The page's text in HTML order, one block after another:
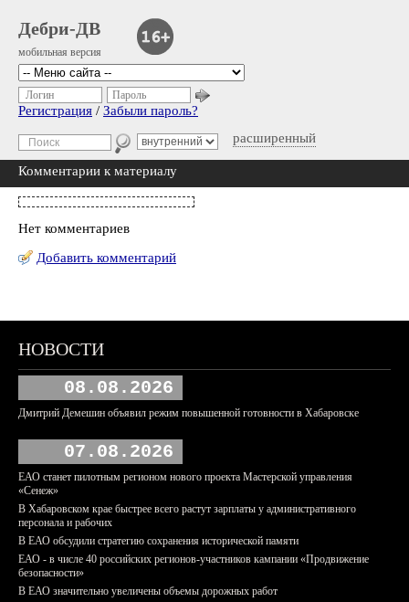
Дебри-ДВ
мобильная версия
расширенный
Логин Пароль
Регистрация / Забыли пароль?
Комментарии к материалу
Нет комментариев
Добавить комментарий
НОВОСТИ
08.08.2026
Дмитрий Демешин объявил режим повышенной готовности в Хабаровске
07.08.2026
ЕАО станет пилотным регионом нового проекта Мастерской управления
«Сенеж»
В Хабаровском крае быстрее всего растут зарплаты у административного
персонала и рабочих
В ЕАО обсудили стратегию сохранения исторической памяти
ЕАО - в числе 40 российских регионов-участников кампании «Продвижение
безопасности»
В ЕАО значительно увеличены объемы дорожных работ